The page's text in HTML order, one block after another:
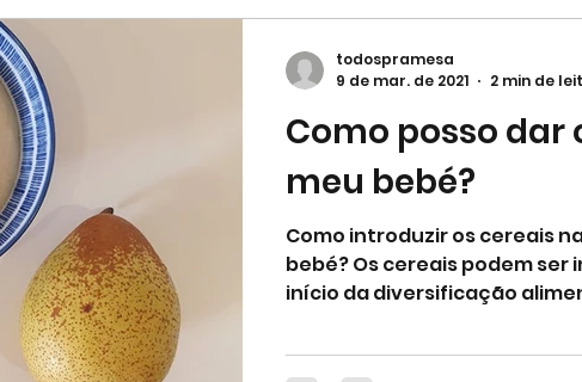
Como posso dar
meu bebé?
Como introduzir os cereais
bebé? Os cereais podem ser
início da diversificação
todospramesa
9 de mar. de 2021
2 min de